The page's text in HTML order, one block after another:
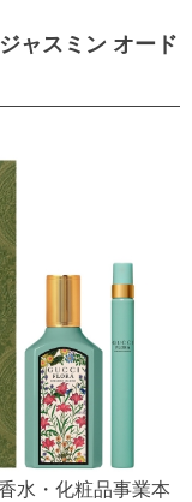
ャスミン オード
水・化粧品事業本